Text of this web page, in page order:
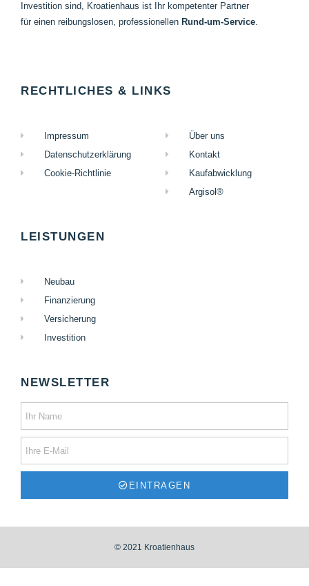
Investition sind, Kroatienhaus ist Ihr kompetenter Partner
für einen reibungslosen, professionellen Rund-um-Service.
RECHTLICHES & LINKS
Impressum
Datenschutzerklärung
Cookie-Richtlinie
Über uns
Kontakt
Kaufabwicklung
Argisol®
LEISTUNGEN
Neubau
Finanzierung
Versicherung
Investition
NEWSLETTER
EINTRAGEN
© 2021 Kroatienhaus